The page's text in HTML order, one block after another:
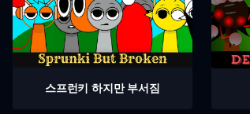
스프런키 하지만 부서짐